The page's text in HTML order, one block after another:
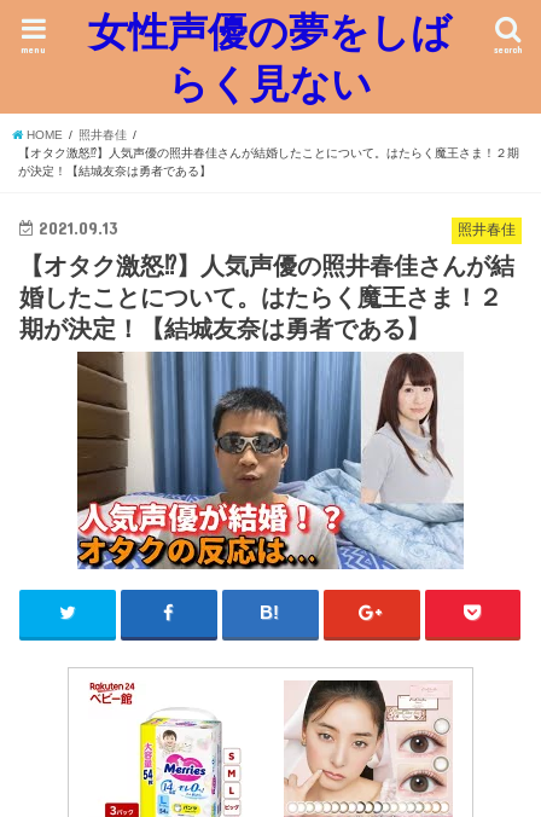
女性声優の夢をしば
らく見ない
search
menu
HOME
照井春佳
【オタク激怒⁉︎】人気声優の照井春佳さんが結婚したことについて。はたらく魔王さま！２期
が決定！【結城友奈は勇者である】
照井春佳
2021.09.13
【オタク激怒⁉︎】人気声優の照井春佳さんが結
婚したことについて。はたらく魔王さま！２
期が決定！【結城友奈は勇者である】